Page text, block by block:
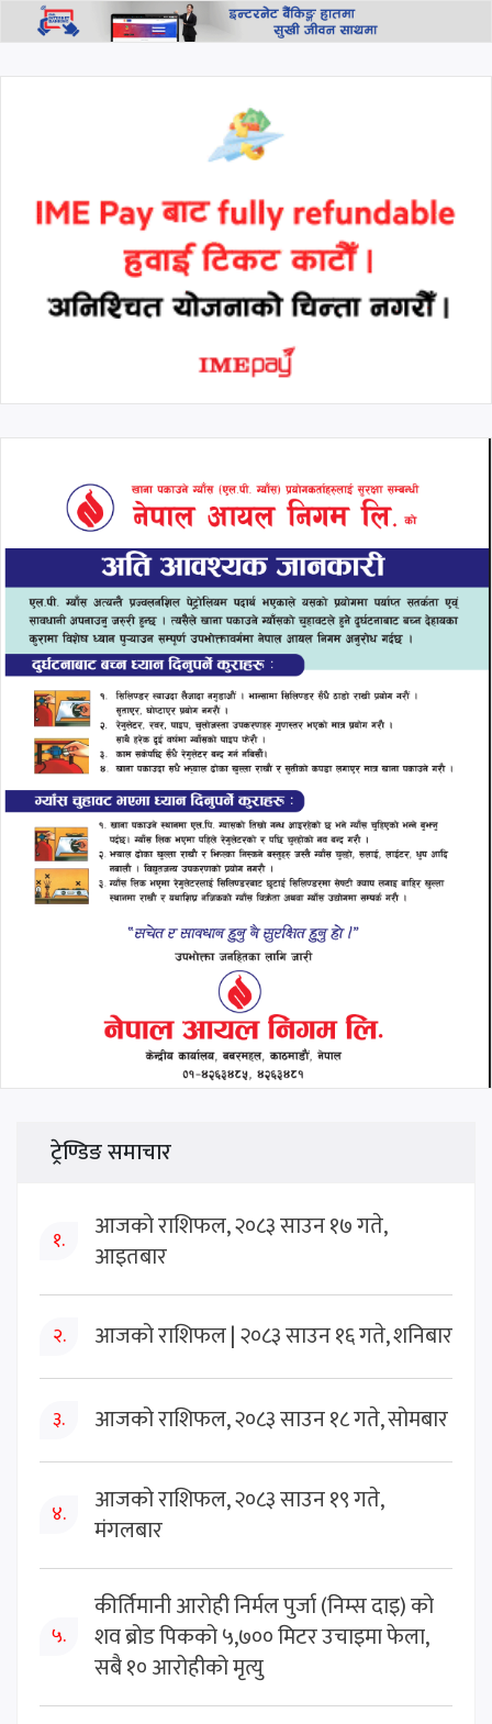
थप हेर्नुहोस
ट्रेण्डिङ समाचार
१.
आजको राशिफल, २०८३ साउन १७ गते,
आइतबार
२. आजको राशिफल | २०८३ साउन १६ गते, शनिबार
३. आजको राशिफल, २०८३ साउन १८ गते, सोमबार
४.
आजको राशिफल, २०८३ साउन १९ गते,
मंगलबार
५.
कीर्तिमानी आरोही निर्मल पुर्जा (निम्स दाइ) को
शव ब्रोड पिकको ५,७०० मिटर उचाइमा फेला,
सबै १० आरोहीको मृत्यु